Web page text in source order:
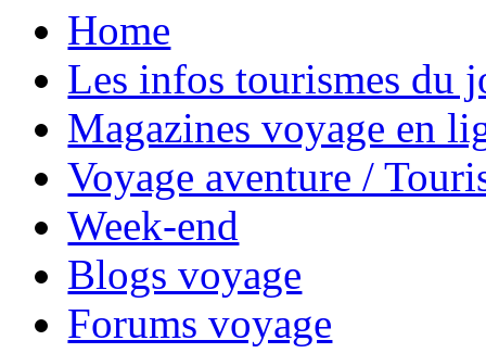
Home
Les infos tourismes du
Magazines voyage en
Voyage aventure /
Week-end
Blogs voyage
Forums voyage